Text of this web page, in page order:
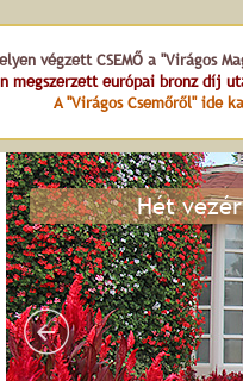
végzett CSEMŐ a "Virágos
megszerzett európai bronz díj
A "Virágos Csemőről" ide
Hét